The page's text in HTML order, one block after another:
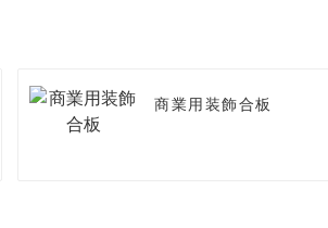
商業用装飾合板